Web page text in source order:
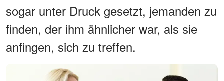
sogar unter Druck gesetzt, jemanden zu
finden, der ihm ähnlicher war, als sie
anfingen, sich zu treffen.